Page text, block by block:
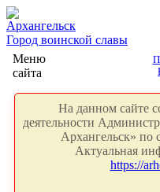
Архангельск
Город воинской славы
Меню
сайта
На данном сайте
деятельности
Архангельск» по
Актуальная
https://